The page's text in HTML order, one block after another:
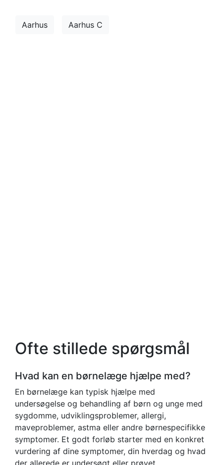
Aarhus Aarhus C
Ofte stillede spørgsmål
Hvad kan en børnelæge hjælpe med?
En børnelæge kan typisk hjælpe med
undersøgelse og behandling af børn og unge med
sygdomme, udviklingsproblemer, allergi,
maveproblemer, astma eller andre børnespecifikke
symptomer. Et godt forløb starter med en konkret
vurdering af dine symptomer, din hverdag og hvad
der allerede er undersøgt eller prøvet.